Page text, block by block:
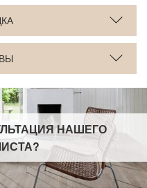
НАШЕГО
?